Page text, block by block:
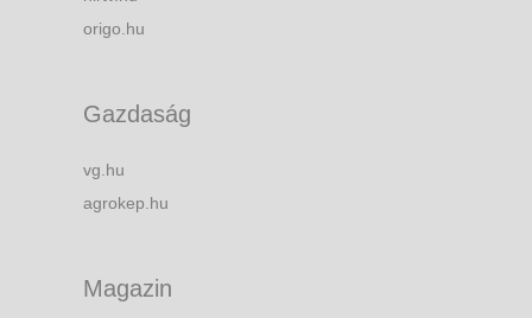
origo.hu
Gazdaság
vg.hu
agrokep.hu
Magazin